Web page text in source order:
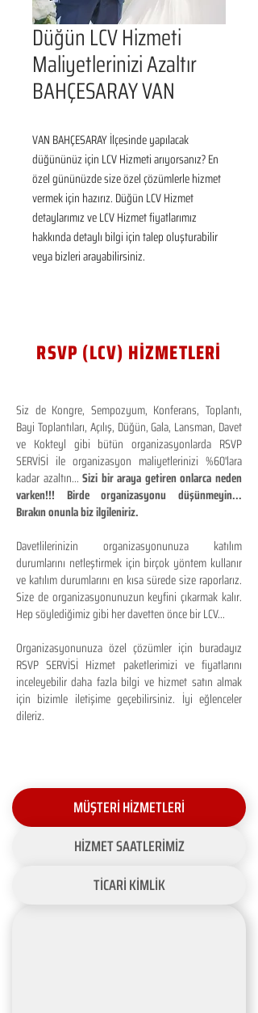
Düğün LCV Hizmeti
Maliyetlerinizi Azaltır
BAHÇESARAY VAN
VAN BAHÇESARAY İlçesinde yapılacak
düğününüz için LCV Hizmeti arıyorsanız? En
özel gününüzde size özel çözümlerle hizmet
vermek için hazırız. Düğün LCV Hizmet
detaylarımız ve LCV Hizmet fiyatlarımız
hakkında detaylı bilgi için talep oluşturabilir
veya bizleri arayabilirsiniz.
RSVP (LCV) HİZMETLERİ
Siz de Kongre, Sempozyum, Konferans, Toplantı,
Bayi Toplantıları, Açılış, Düğün, Gala, Lansman, Davet
ve Kokteyl gibi bütün organizasyonlarda RSVP
SERVİSİ ile organizasyon maliyetlerinizi %60'lara
kadar azaltın...Sizi bir araya getiren onlarca neden
varken!!! Birde organizasyonu düşünmeyin...
Bırakın onunla biz ilgileniriz.
Davetlilerinizin organizasyonunuza katılım
durumlarını netleştirmek için birçok yöntem kullanır
ve katılım durumlarını en kısa sürede size raporlarız.
Size de organizasyonunuzun keyfini çıkarmak kalır.
Hep söylediğimiz gibi her davetten önce bir LCV...
Organizasyonunuza özel çözümler için buradayız
RSVP SERVİSİ Hizmet paketlerimizi ve fiyatlarını
inceleyebilir daha fazla bilgi ve hizmet satın almak
için bizimle iletişime geçebilirsiniz. İyi eğlenceler
dileriz.
MÜŞTERİ HİZMETLERİ
HİZMET SAATLERİMİZ
TİCARİ KİMLİK